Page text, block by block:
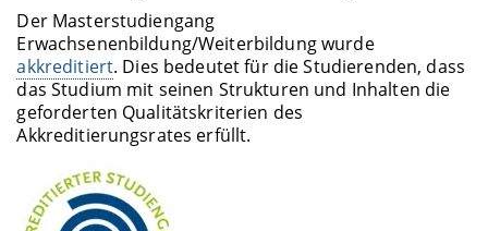
Der Masterstudiengang
Erwachsenenbildung/Weiterbildung wurde
akkreditiert. Dies bedeutet für die Studierenden, dass
das Studium mit seinen Strukturen und Inhalten die
geforderten Qualitätskriterien des
Akkreditierungsrates erfüllt.